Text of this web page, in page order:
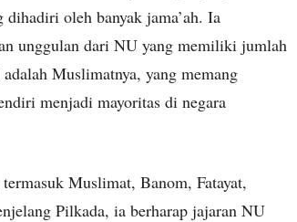
dihadiri oleh banyak jama’ah. Ia
unggulan dari NU yang memiliki jumlah
Muslimatnya, yang memang
menjadi mayoritas di negara
Muslimat, Banom, Fatayat,
Pilkada, ia berharap jajaran NU